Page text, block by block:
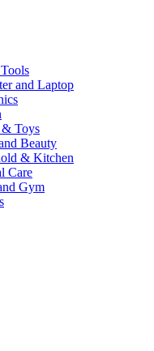
and Laptop
& Toys
Beauty
& Kitchen
Care
Gym